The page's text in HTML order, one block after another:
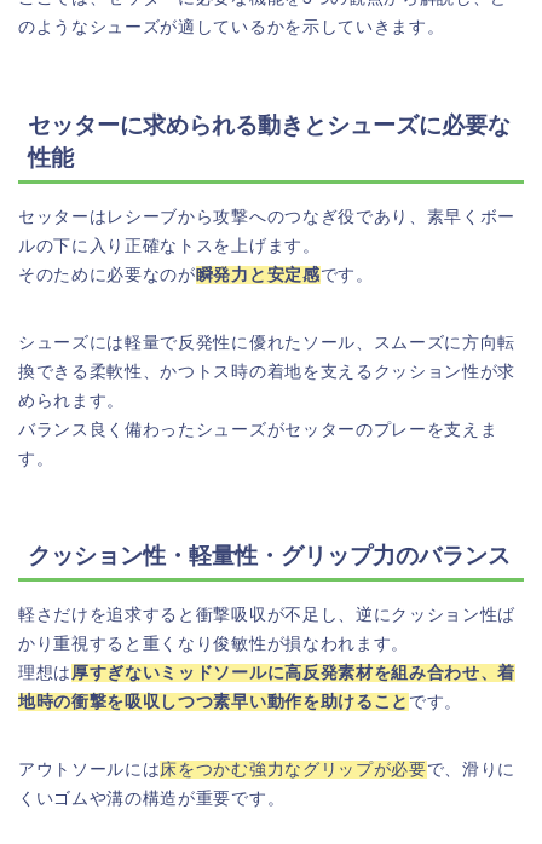
のようなシューズが適しているかを示していきます。
セッターに求められる動きとシューズに必要な
性能
セッターはレシーブから攻撃へのつなぎ役であり、素早くボー
ルの下に入り正確なトスを上げます。
そのために必要なのが瞬発力と安定感です。
シューズには軽量で反発性に優れたソール、スムーズに方向転
換できる柔軟性、かつトス時の着地を支えるクッション性が求
められます。
バランス良く備わったシューズがセッターのプレーを支えま
す。
クッション性・軽量性・グリップ力のバランス
軽さだけを追求すると衝撃吸収が不足し、逆にクッション性ば
かり重視すると重くなり俊敏性が損なわれます。
理想は 厚すぎないミッドソールに高反発素材を組み合わせ、着
地時の衝撃を吸収しつつ素早い動作を助けること です。
アウトソールには床をつかむ強力なグリップが必要で、滑りに
くいゴムや溝の構造が重要です。